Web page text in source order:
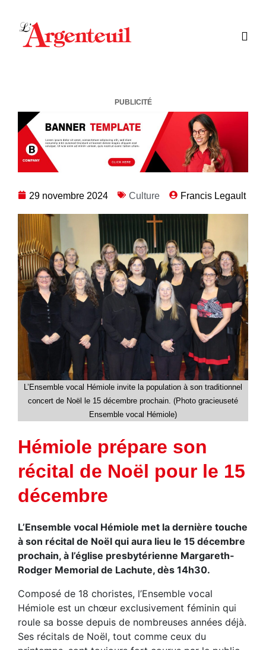
PUBLICITÉ
29 novembre 2024 Culture Francis Legault
L’Ensemble vocal Hémiole invite la population à son traditionnel
concert de Noël le 15 décembre prochain. (Photo gracieuseté
Ensemble vocal Hémiole)
Hémiole prépare son
récital de Noël pour le 15
décembre
L’Ensemble vocal Hémiole met la dernière touche
à son récital de Noël qui aura lieu le 15 décembre
prochain, à l’église presbytérienne Margareth-
Rodger Memorial de Lachute, dès 14h30.
Composé de 18 choristes, l’Ensemble vocal
Hémiole est un chœur exclusivement féminin qui
roule sa bosse depuis de nombreuses années déjà.
Ses récitals de Noël, tout comme ceux du